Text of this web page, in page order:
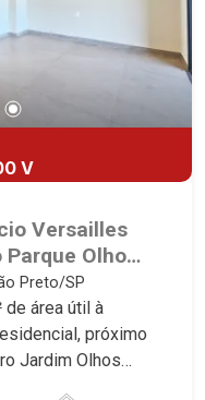
V
Versailles
Olhos
Preto/SP
de área útil à
próximo
Jardim Olhos